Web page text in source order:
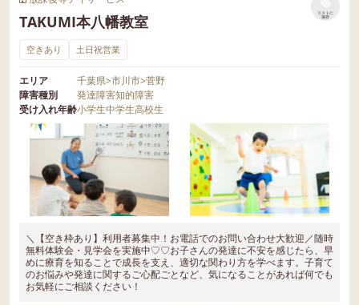
TAKUMI本八幡教室
リストに
保存
空きあり 土日祝営業
エリア 千葉県>市川市>菅野
障害種別
発達障害知的障害
受け入れ年齢小学生中学生高校生
＼【空き枠あり】利用者募集中！お電話でのお問い合わせ大歓迎／随時
無料体験会・見学会を実施中♡♡お子さんの発達に不安を感じたら、早
めに療育を知ることで成長を支え、適切な関わり方を学べます。子育て
のお悩みや発達に関するご心配ごとなど、気になることがあれば何でも
お気軽にご相談ください！